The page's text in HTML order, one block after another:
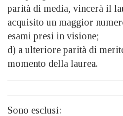
parità di media, vincerà il
acquisito un maggior
esami presi in visione;
d) a ulteriore parità di
momento della laurea.
Sono esclusi: